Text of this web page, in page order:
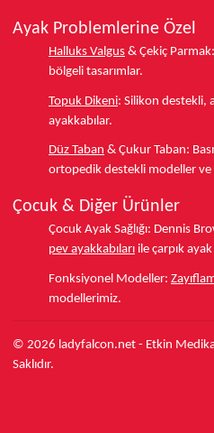
Ayak Problemlerine Özel
Halluks Valgus & Çekiç Parmak:
bölgeli tasarımlar.
Topuk Dikeni: Silikon destekli,
ayakkabılar.
Düz Taban & Çukur Taban:
ortopedik destekli modeller ve
Çocuk & Diğer Ürünler
Çocuk Ayak Sağlığı: Dennis
pev ayakkabıları ile çarpık
Fonksiyonel Modeller:
modellerimiz.
© 2026 ladyfalcon.net - Etkin Medikal
Saklıdır.